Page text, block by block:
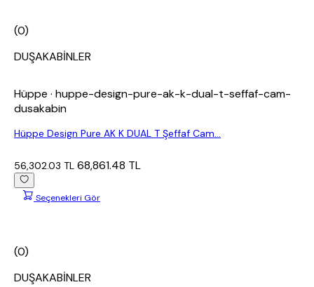
(0)
DUŞAKABİNLER
Hüppe · huppe-design-pure-ak-k-dual-t-seffaf-cam-
dusakabin
Hüppe Design Pure AK K DUAL T Şeffaf Cam...
56,302.03 TL 68,861.48 TL
Seçenekleri Gör
(0)
DUŞAKABİNLER